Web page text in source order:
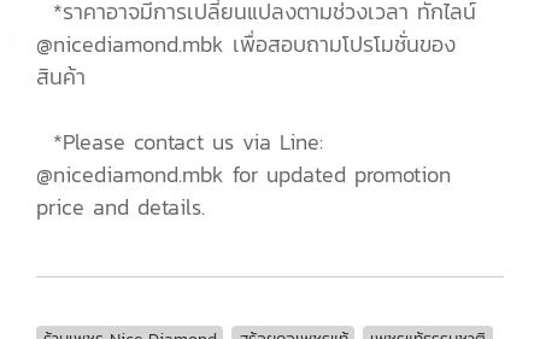
*ราคาอาจมีการเปลี่ยนแปลงตามช่วงเวลา ทักไลน์
@nicediamond.mbk เพื่อสอบถามโปรโมชั่นของ
สินค้า
*Please contact us via Line:
@nicediamond.mbk for updated promotion
price and details.